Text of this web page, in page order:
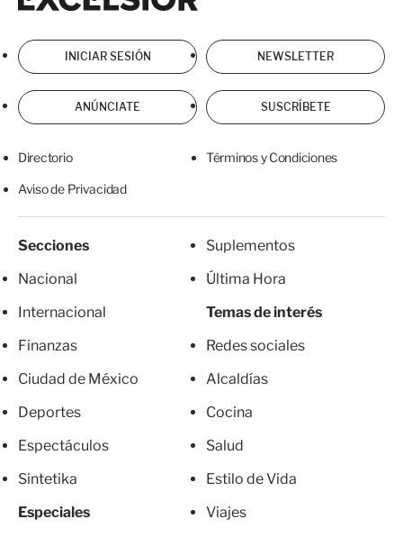
INICIAR SESIÓN NEWSLETTER
ANÚNCIATE SUSCRÍBETE
Directorio Términos y Condiciones
Aviso de Privacidad
Secciones
Nacional
Internacional
Finanzas
Ciudad de México
Deportes
Espectáculos
Sintetika
Especiales
Suplementos
Última Hora
Temas de interés
Redes sociales
Alcaldías
Cocina
Salud
Estilo de Vida
Viajes